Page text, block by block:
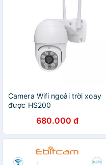
Camera Wifi ngoài trời xoay
được HS200
680.000 đ